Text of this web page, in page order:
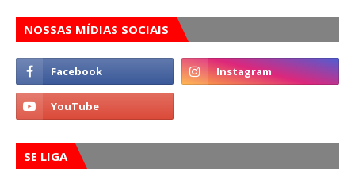
NOSSAS MÍDIAS SOCIAIS
SE LIGA